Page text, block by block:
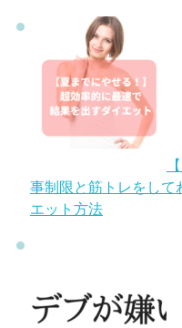
事制限と筋トレをして
エット方法